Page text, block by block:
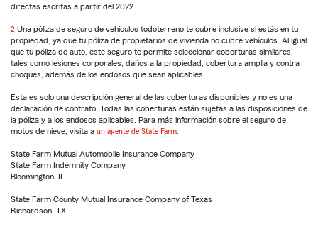
to
directas escritas a partir del 2022.
2 Return
to
reference
Una póliza de seguro de vehículos todoterreno te cubre inclusive si estás en tu
propiedad, ya que tu póliza de propietarios de vivienda no cubre vehículos. Al igual
que tu póliza de auto, este seguro te permite seleccionar coberturas similares,
tales como lesiones corporales, daños a la propiedad, cobertura amplia y contra
choques, además de los endosos que sean aplicables.
Esta es solo una descripción general de las coberturas disponibles y no es una
declaración de contrato. Todas las coberturas están sujetas a las disposiciones de
la póliza y a los endosos aplicables. Para más información sobre el seguro de
motos de nieve, visita a un agente de State Farm
State Farm Mutual Automobile Insurance Company
State Farm Indemnity Company
Bloomington, IL
State Farm County Mutual Insurance Company of Texas
Richardson, TX